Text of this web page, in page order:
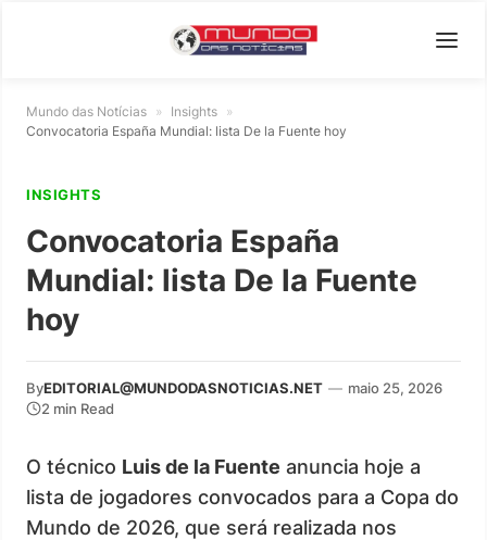
Mundo das Notícias » Insights »
Convocatoria España Mundial: lista De la Fuente hoy
INSIGHTS
Convocatoria España
Mundial: lista De la Fuente
hoy
ByEDITORIAL@MUNDODASNOTICIAS.NET — maio 25, 2026
2 min Read
O técnico Luis de la Fuente anuncia hoje a
lista de jogadores convocados para a Copa do
Mundo de 2026, que será realizada nos